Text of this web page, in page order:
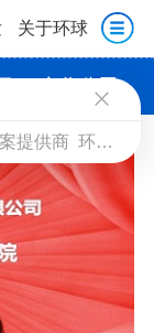
关于环球
合作公司